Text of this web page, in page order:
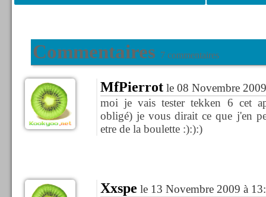
Commentaires 7 commentaires
MfPierrotle 08 Novembre
moi je vais tester tekken 6 cet
obligé) je vous dirait ce que j'en
etre de la boulette :):):)
Xxspe le 13 Novembre 2009 à